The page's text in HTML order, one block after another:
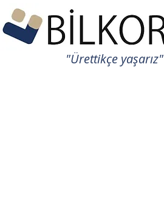
"Ürettikçe yaşarız"